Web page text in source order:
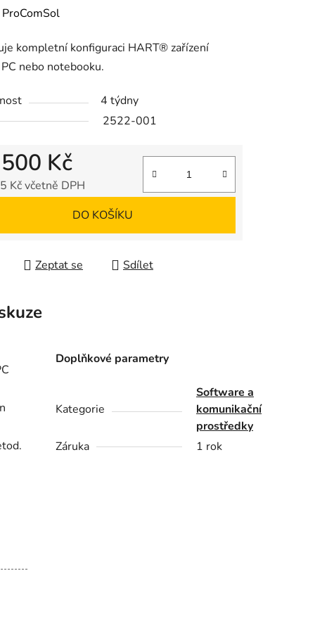
ProComSol
kompletní konfiguraci HART® zařízení
nebo notebooku.
4 týdny
2522-001
Kč
Kč včetně DPH
DO KOŠÍKU
Zeptat se Sdílet
Doplňkové parametry
Kategorie
Software a
komunikační
prostředky
Záruka
1 rok